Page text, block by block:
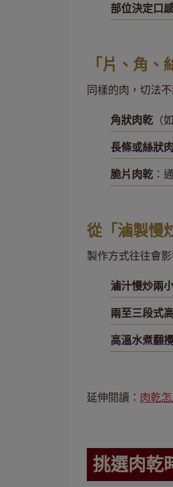
部位決定口
「片、角
同樣的肉，切法
角狀肉乾 （
長條或絲狀
脆片肉乾 ：
從「滷製慢
製作方式往往會
滷汁慢炒兩
兩至三段式
高溫水煮翻
延伸閱讀： 肉乾
挑選肉乾